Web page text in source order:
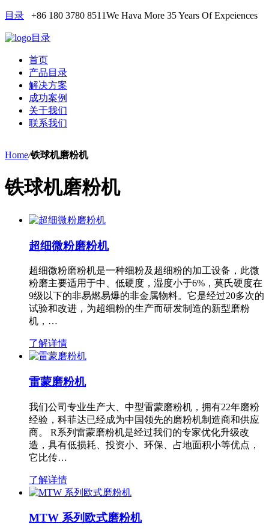
目录 +86 180 3780 8511We Hava More 35 Years Of Expeiences
目录
首页
产品目录
解决方案
成功案例
关于我们
联系我们
Home/铁球机磨粉机
铁球机磨粉机
超细微粉磨粉机
超细微粉磨粉机是一种细粉及超细粉的加工设备，此微
粉磨主要适用于中、低硬度，湿度小于6%，莫氏硬度在
9级以下的非易燃易爆的非金属物料。它是经过20多次的
试验和改进，为超细粉的生产而研发制造的新型磨粉
机，…
了解详情
雷蒙磨粉机
我们公司专业生产大、中型雷蒙磨粉机，拥有22年磨粉
经验，科菲达已经成为中国领先的磨粉机制造商和供应
商。 R系列雷蒙磨粉机是经过我们的专家优化升级改
造，具有低损耗、投资小、环保、占地面积小等优点，
它比传…
了解详情
MTW 系列欧式磨粉机